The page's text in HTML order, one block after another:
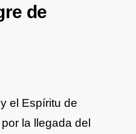
de
el Espíritu de
la llegada del